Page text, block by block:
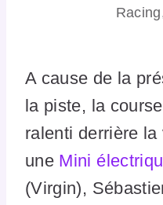
A cause de la
la piste, la
ralenti derrière
une Mini
(Virgin),